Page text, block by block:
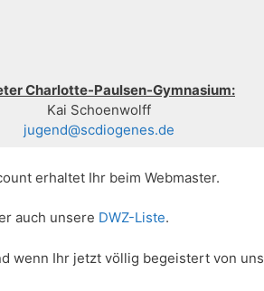
Charlotte-Paulsen-Gymnasium:
Kai Schoenwolff
jugend@scdiogenes.de
erhaltet Ihr beim Webmaster.
auch unsere DWZ-Liste.
wenn Ihr jetzt völlig begeistert von uns